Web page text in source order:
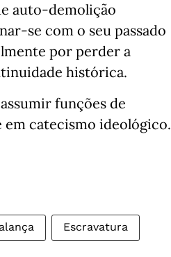
auto-demolição
se com o seu passado
por perder a
histórica.
funções de
catecismo ideológico.
Escravatura